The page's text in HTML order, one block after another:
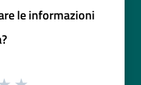
le informazioni